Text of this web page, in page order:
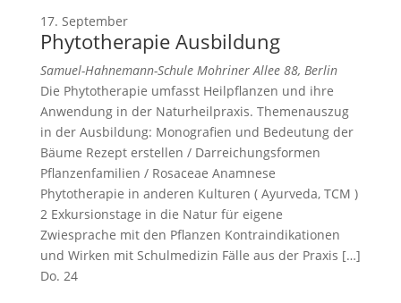
17. September
Phytotherapie Ausbildung
Samuel-Hahnemann-Schule Mohriner Allee 88, Berlin
Die Phytotherapie umfasst Heilpflanzen und ihre
Anwendung in der Naturheilpraxis. Themenauszug
in der Ausbildung: Monografien und Bedeutung der
Bäume Rezept erstellen / Darreichungsformen
Pflanzenfamilien / Rosaceae Anamnese
Phytotherapie in anderen Kulturen ( Ayurveda, TCM )
2 Exkursionstage in die Natur für eigene
Zwiesprache mit den Pflanzen Kontraindikationen
und Wirken mit Schulmedizin Fälle aus der Praxis […]
Do. 24